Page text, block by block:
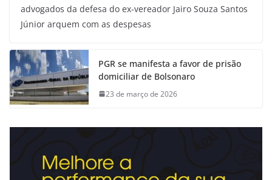
advogados da defesa do ex-vereador Jairo Souza Santos
Júnior arquem com as despesas
PGR se manifesta a favor de prisão
domiciliar de Bolsonaro
23 de março de 2026